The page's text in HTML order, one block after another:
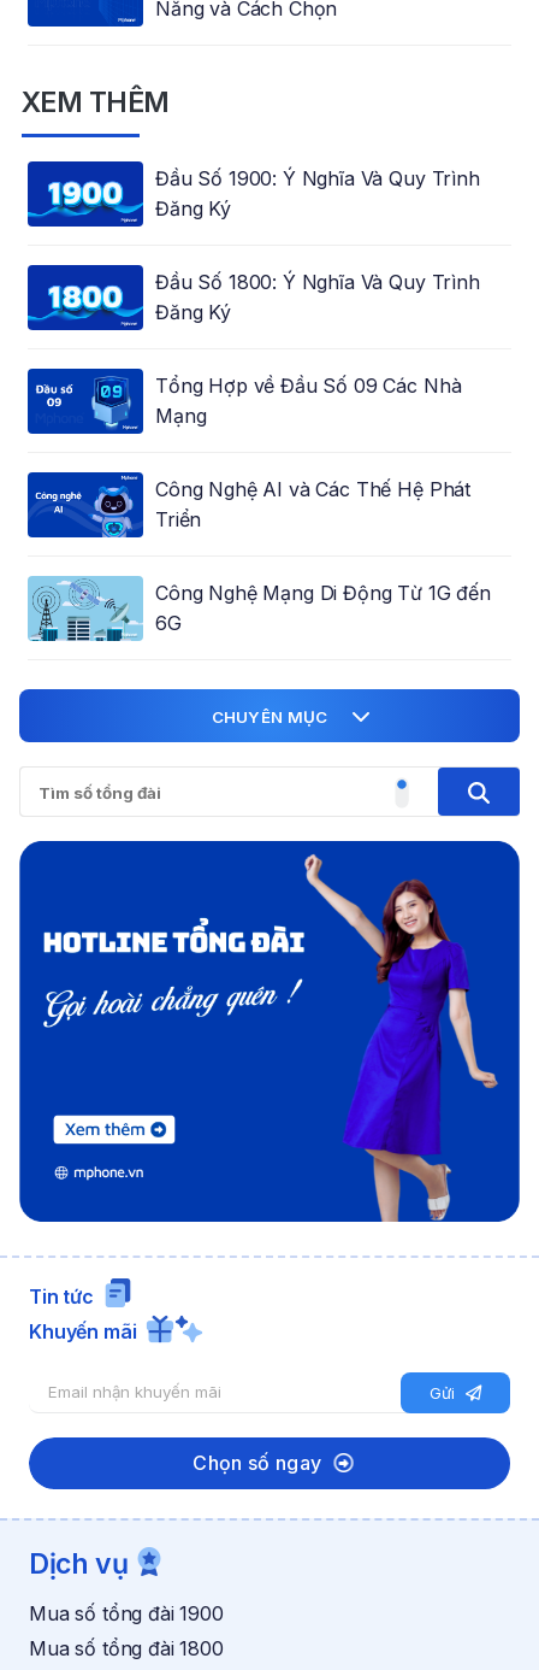
Năng và Cách Chọn
CHUYÊN MỤC
XEM THÊM
Đầu Số 1900: Ý Nghĩa Và Quy Trình
Đăng Ký
Đầu Số 1800: Ý Nghĩa Và Quy Trình
Đăng Ký
Tổng Hợp về Đầu Số 09 Các Nhà
Mạng
Công Nghệ AI và Các Thế Hệ Phát
Triển
Công Nghệ Mạng Di Động Từ 1G đến
6G
Tin tức
Khuyến mãi
n
*
h
u
y
n
i
l
h
n
h
u
Gửi
Chọn số ngay
Dịch vụ
Mua số tổng đài 1900
Mua số tổng đài 1800